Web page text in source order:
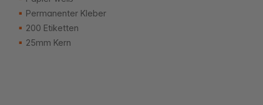
Permanenter Kleber
200 Etiketten
25mm Kern